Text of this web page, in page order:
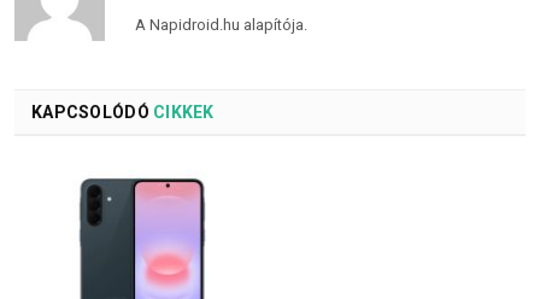
A Napidroid.hu alapítója.
KAPCSOLÓDÓ CIKKEK